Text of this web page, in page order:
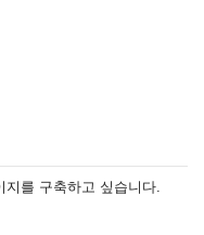
지를 구축하고 싶습니다.